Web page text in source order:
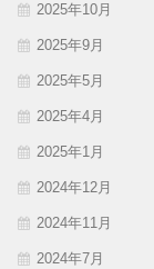
2025年10月
2025年9月
2025年5月
2025年4月
2025年1月
2024年12月
2024年11月
2024年7月